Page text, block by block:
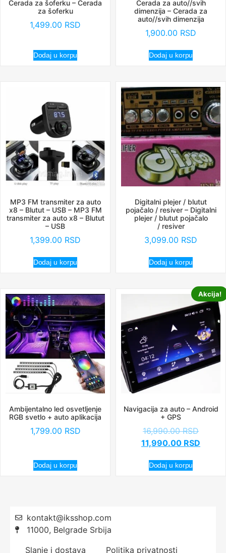
Cerada za šoferku – Cerada
za šoferku
1,499.00 RSD
Dodaj u korpu
Cerada za auto//svih
dimenzija – Cerada za
auto//svih dimenzija
1,900.00 RSD
Dodaj u korpu
MP3 FM transmiter za auto
x8 – Blutut – USB – MP3 FM
transmiter za auto x8 – Blutut
– USB
1,399.00 RSD
Dodaj u korpu
Digitalni plejer / blutut
pojačalo / resiver – Digitalni
plejer / blutut pojačalo
/ resiver
3,099.00 RSD
Dodaj u korpu
Ambijentalno led osvetljenje
RGB svetlo + auto aplikacija
1,799.00 RSD
Dodaj u korpu
Akcija!
Navigacija za auto – Android
+ GPS
16,990.00RSD
11,990.00 RSD
Dodaj u korpu
kontakt@iksshop.com
11000, Belgrade Srbija
Slanje i dostava
Politika privatnosti